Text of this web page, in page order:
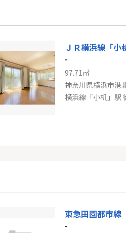
ＪＲ横浜線「小
-
97.71㎡
神奈川県横浜市港
横浜線「小机」駅
東急田園都市線
-